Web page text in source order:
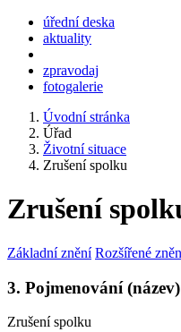
úřední deska
aktuality
zpravodaj
fotogalerie
Úvodní stránka
Úřad
Životní situace
Zrušení spolku
Zrušení
Základní znění Rozšířené
3. Pojmenování
Zrušení spolku